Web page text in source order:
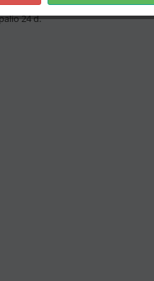
24 d.